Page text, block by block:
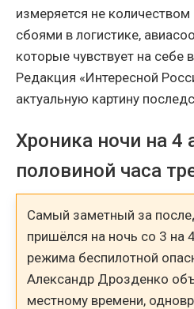
измеряется не
сбоями в логистике,
которые чувствует на себе
Редакция «Интересной
актуальную картину
Хроника ночи на 4
половиной часа
Самый заметный за
пришёлся на ночь со 3 на
режима беспилотной
Александр Дрозденко
местному времени,